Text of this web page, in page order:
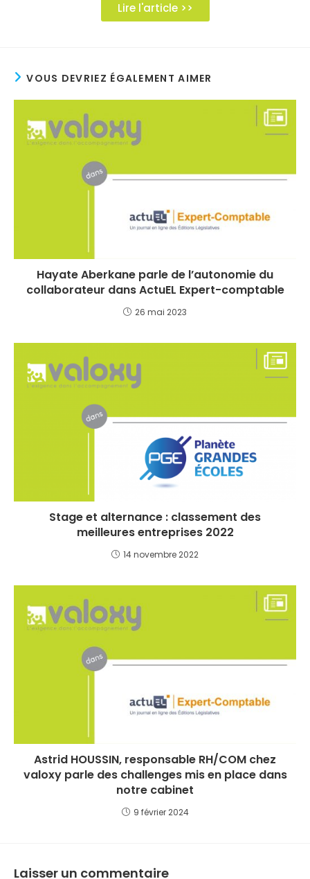
Lire l'article >>
VOUS DEVRIEZ ÉGALEMENT AIMER
Hayate Aberkane parle de l’autonomie du
collaborateur dans ActuEL Expert-comptable
26 mai 2023
Stage et alternance : classement des
meilleures entreprises 2022
14 novembre 2022
Astrid HOUSSIN, responsable RH/COM chez
valoxy parle des challenges mis en place dans
notre cabinet
9 février 2024
Laisser un commentaire